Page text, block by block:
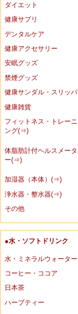
ダイエット
健康サプリ
デンタルケア
健康アクセサリー
安眠グッズ
禁煙グッズ
健康サンダル・スリッパ
健康雑貨
フィットネス・トレーニ
ング(⇒)
体脂肪計付ヘルスメータ
ー(⇒)
加湿器（本体）(⇒)
浄水器・整水器(⇒)
その他
●水・ソフトドリンク
水・ミネラルウォーター
コーヒー・ココア
日本茶
ハーブティー